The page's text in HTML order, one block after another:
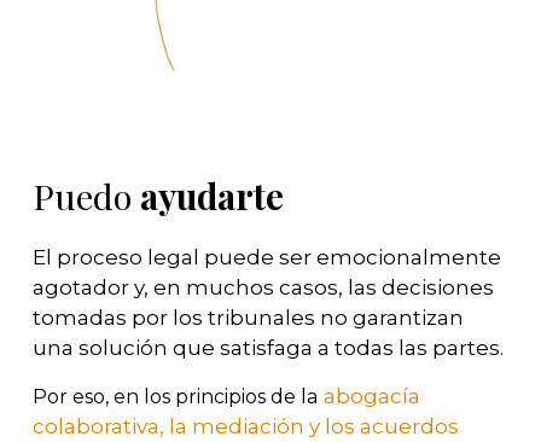
Puedo ayudarte
El proceso legal puede ser emocionalmente
agotador y, en muchos casos, las decisiones
tomadas por los tribunales no garantizan
una solución que satisfaga a todas las partes.
Por eso, en los principios de la abogacía
colaborativa, la mediación y los acuerdos